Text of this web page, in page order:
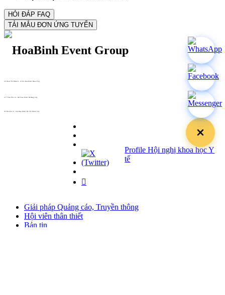
29 Doan Thi Diem St., O Cho Dua Ward, Hanoi City
217 Tran Phu St., Hai Chau Ward, Da Nang City
05 Hoa Cau St., Cau Kieu Ward, Ho Chi Minh City
Profile Hội nghị khoa học Y
tế
Giải pháp Quảng cáo, Truyền thông
Hội viên thân thiết
Bản tin